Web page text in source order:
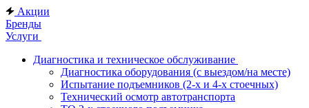
Акции
Бренды
Услуги
Диагностика и техническое обслуживание
Диагностика оборудования (с выездом/на месте)
Испытание подъемников (2-х и 4-х стоечных)
Технический осмотр автотранспорта